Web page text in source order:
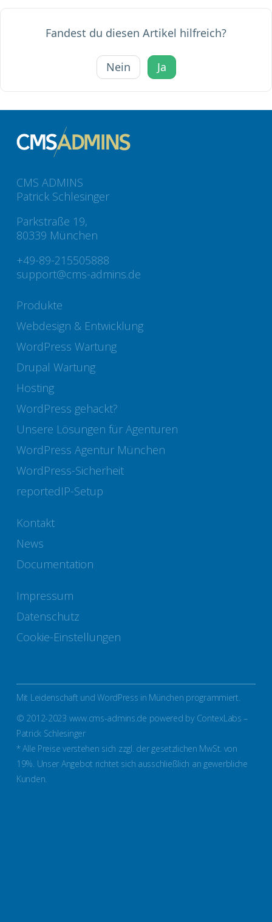
Fandest du diesen Artikel hilfreich?
Nein Ja
CMS ADMINS
Patrick Schlesinger
Parkstraße 19,
80339 München
+49-89-215505888
support@cms-admins.de
Produkte
Webdesign & Entwicklung
WordPress Wartung
Drupal Wartung
Hosting
WordPress gehackt?
Unsere Lösungen für Agenturen
WordPress Agentur München
WordPress-Sicherheit
reportedIP-Setup
Kontakt
News
Documentation
Impressum
Datenschutz
Cookie-Einstellungen
Mit Leidenschaft und WordPress in München programmiert.
© 2012-2023 www.cms-admins.de powered by ContexLabs –
Patrick Schlesinger
* Alle Preise verstehen sich zzgl. der gesetzlichen MwSt. von
19%. Unser Angebot richtet sich ausschließlich an gewerbliche
Kunden.